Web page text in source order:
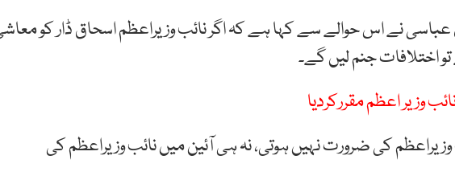
نے اس حوالے سے کہا ہے کہ اگر نائب وزیراعظم اسحاق ڈار کو
اختلافات جنم لیں گے۔
وزیر اعظم مقررکردیا
کی ضرورت نہیں ہوتی، نہ ہی آئین میں نائب وزیراعظم کی